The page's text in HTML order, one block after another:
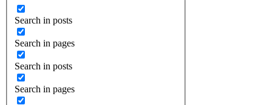
Search in posts
Search in pages
Search in posts
Search in pages